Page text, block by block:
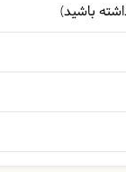
باشید)